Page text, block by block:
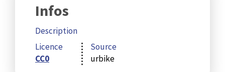
Infos
Description
Licence
CC0
Source
urbike